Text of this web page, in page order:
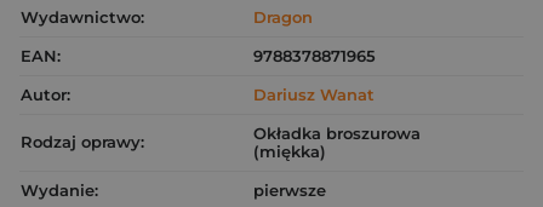
Wydawnictwo:
Dragon
EAN:
9788378871965
Autor:
Dariusz Wanat
Rodzaj oprawy:
Okładka broszurowa
(miękka)
Wydanie:
pierwsze